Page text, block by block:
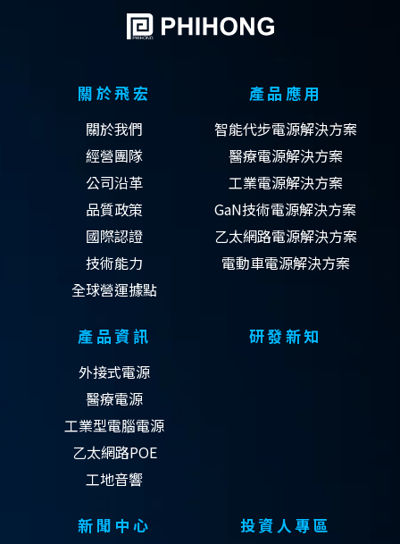
關於飛宏
關於我們
經營團隊
公司沿革
品質政策
國際認證
技術能力
全球營運據點
產品應用
智能代步電源解決方案
醫療電源解決方案
工業電源解決方案
GaN技術電源解決方案
乙太網路電源解決方案
電動車電源解決方案
產品資訊
外接式電源
醫療電源
工業型電腦電源
乙太網路POE
工地音響
研發新知
新聞中心 投資人專區